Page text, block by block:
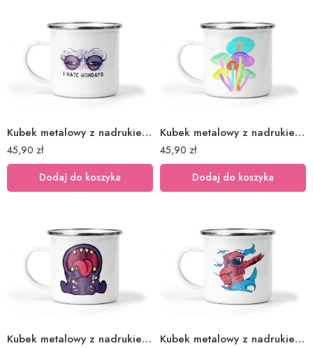
Kubek metalowy z nadrukiem kawa poniedziałek foch
45,90 zł
Dodaj do koszyka
Kubek metalowy z nadrukiem kolorowe grzyby
45,90 zł
Dodaj do koszyka
Kubek metalowy z nadrukiem kolorowy potwór Kubek metalowy z nadrukiem kosmos astronauta